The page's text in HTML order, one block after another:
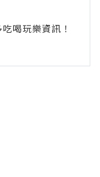
喝玩樂資訊！